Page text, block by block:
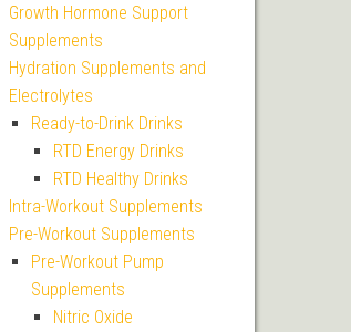
Growth Hormone Support
Supplements
Hydration Supplements and
Electrolytes
Ready-to-Drink Drinks
RTD Energy Drinks
RTD Healthy Drinks
Intra-Workout Supplements
Pre-Workout Supplements
Pre-Workout Pump
Supplements
Nitric Oxide